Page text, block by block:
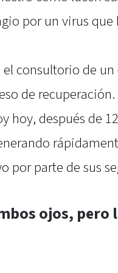
por un virus que
el consultorio de
de
hoy, después de
por parte de sus
ojos, pero